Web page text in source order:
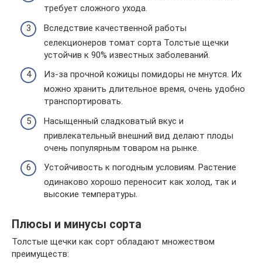
требует сложного ухода.
Вследствие качественной работы
селекционеров томат сорта Толстые щечки
устойчив к 90% известных заболеваний.
Из-за прочной кожицы помидоры не мнутся. Их
можно хранить длительное время, очень удобно
транспортировать.
Насыщенный сладковатый вкус и
привлекательный внешний вид делают плоды
очень популярным товаром на рынке.
Устойчивость к погодным условиям. Растение
одинаково хорошо переносит как холод, так и
высокие температуры.
Плюсы и минусы сорта
Толстые щечки как сорт обладают множеством
преимуществ: